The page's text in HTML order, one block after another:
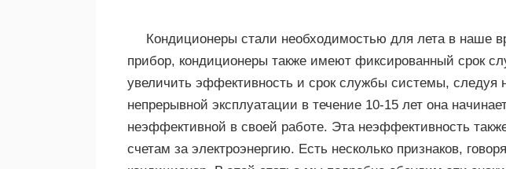
Кондиционеры стали необходимостью для лета в наше
прибор, кондиционеры также имеют фиксированный срок
увеличить эффективность и срок службы системы, следуя
непрерывной эксплуатации в течение 10-15 лет она
неэффективной в своей работе. Эта неэффективность
счетам за электроэнергию. Есть несколько признаков,